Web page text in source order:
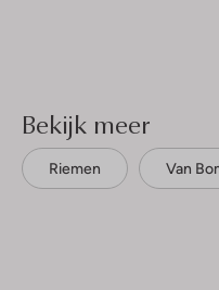
Bekijk meer
Riemen Van